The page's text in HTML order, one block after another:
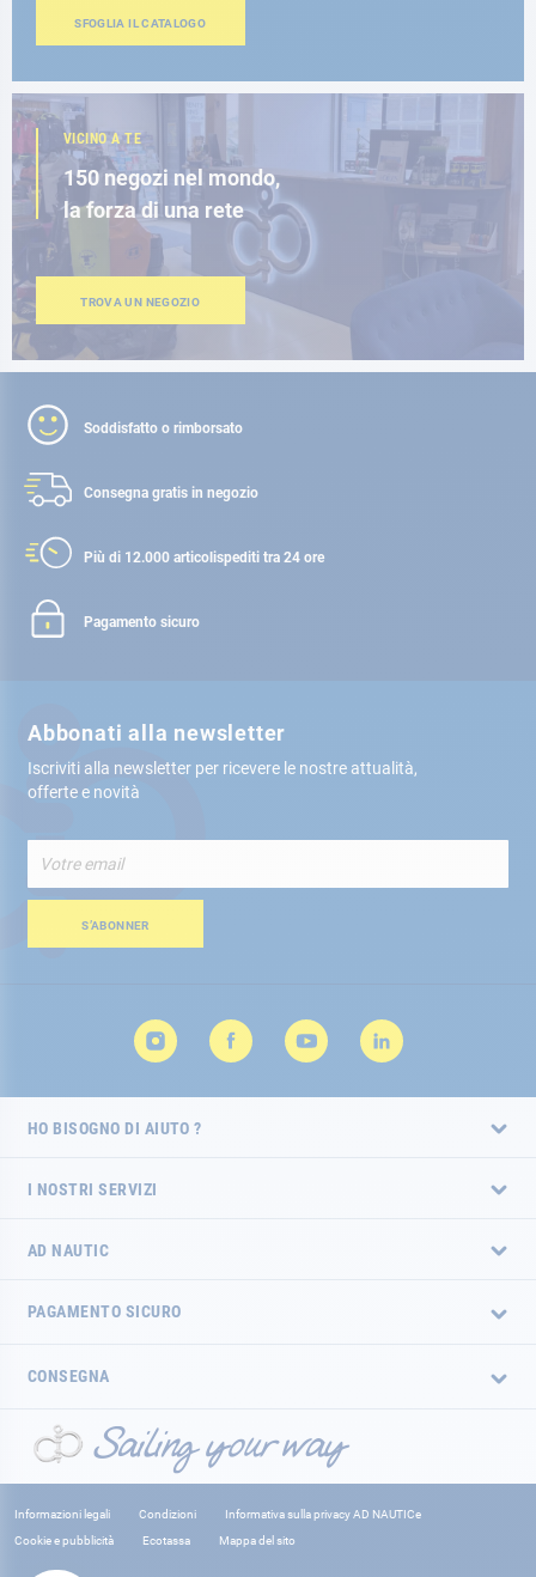
SFOGLIA IL CATALOGO
VICINO A TE
150 negozi nel mondo,
la forza di una rete
TROVA UN NEGOZIO
Soddisfatto o rimborsato
Consegna gratis in negozio
Più di 12.000 articolispediti tra 24 ore
Pagamento sicuro
Abbonati alla newsletter
Iscriviti alla newsletter per ricevere le nostre attualità,
offerte e novità
alla
nostra
Newsletter:S’ABONNER
HO BISOGNO DI AIUTO ?
I NOSTRI SERVIZI
AD NAUTIC
PAGAMENTO SICURO
CONSEGNA
Informazioni legali Condizioni
Informativa sulla privacy AD NAUTICe
Cookie e pubblicità
Ecotassa Mappa del sito